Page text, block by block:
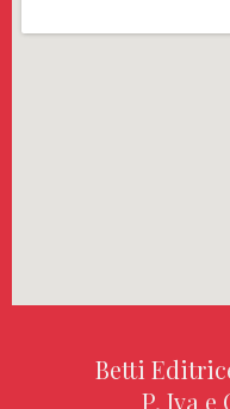
Betti
P. Iva e